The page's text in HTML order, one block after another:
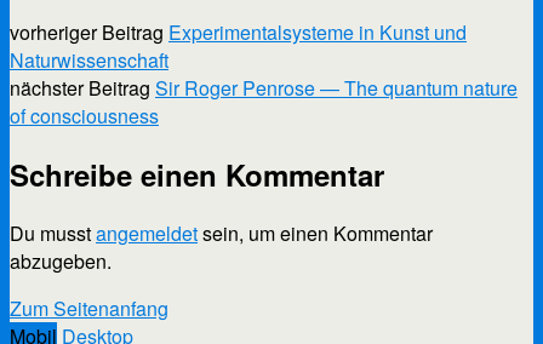
vorheriger Beitrag Experimentalsysteme in Kunst und
Naturwissenschaft
nächster Beitrag Sir Roger Penrose — The quantum nature
of consciousness
Schreibe einen Kommentar
Du musstangemeldetsein, um einen Kommentar
abzugeben.
Scroll
Up
Zum Seitenanfang
Mobil Desktop